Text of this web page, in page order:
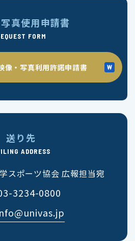
真使用申請書
FORM
像・写真利用許諾申請書
送り先
ADDRESS
スポーツ協会 広報担当宛
3234-0800